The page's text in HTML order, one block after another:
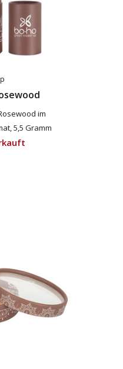
im
5,5 Gramm